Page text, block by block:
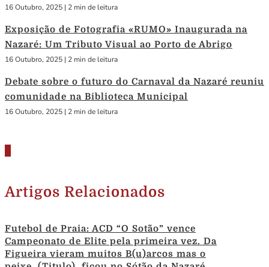
16 Outubro, 2025 | 2 min de leitura
Exposição de Fotografia «RUMO» Inaugurada na
Nazaré: Um Tributo Visual ao Porto de Abrigo
16 Outubro, 2025 | 2 min de leitura
Debate sobre o futuro do Carnaval da Nazaré reuniu
comunidade na Biblioteca Municipal
16 Outubro, 2025 | 2 min de leitura
Artigos Relacionados
Futebol de Praia: ACD “O Sotão” vence
Campeonato de Elite pela primeira vez. Da
Figueira vieram muitos B(u)arcos mas o